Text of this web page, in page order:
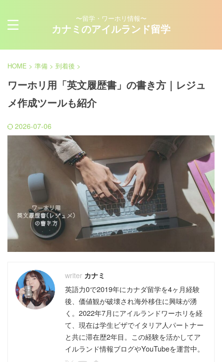
〜留学・ワーホリ情報〜
カナミのアイルランド留学
HOME > 準備 > 到着後 >
ワーホリ用「英文履歴書」の書き方｜レジュ
メ作成ツールも紹介
2026-07-06
カナミ
英語力0で2019年にカナダ留学を4ヶ月経験
後、価値観が破壊され海外移住に興味が湧
く。2022年7月にアイルランドワーホリを経
て、現在は学生ビザでイタリア人パートナー
と共に滞在歴2年目。この経験を活かしてア
イルランド情報ブログやYouTubeを運営中。